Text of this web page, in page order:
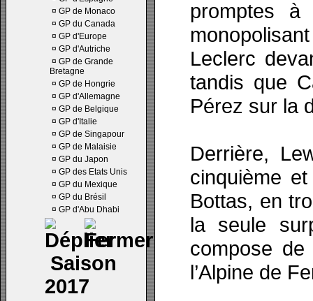
¤ GP de Monaco
¤ GP du Canada
¤ GP d'Europe
¤ GP d'Autriche
¤ GP de Grande
Bretagne
¤ GP de Hongrie
¤ GP d'Allemagne
¤ GP de Belgique
¤ GP d'Italie
¤ GP de Singapour
¤ GP de Malaisie
¤ GP du Japon
¤ GP des Etats Unis
¤ GP du Mexique
¤ GP du Brésil
¤ GP d'Abu Dhabi
Saison
2017
promptes
Leclerc
tandis que
Pérez sur la
Derrière,
cinquième
Bottas, en
la seule
compose
l’Alpine de